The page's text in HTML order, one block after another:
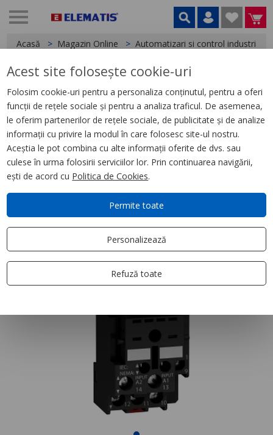
Acasă Magazin Online Automatizari si control industrial
< Relee
Soclu Rxz, Contact Comb., 10A,
250V, Clema surub -pentru
Releu Rxm2, , Rxm4
Acest site folosește cookie-uri
Folosim cookie-uri pentru a personaliza conținutul, pentru a oferi
funcții de rețele sociale și pentru a analiza traficul. De asemenea,
le oferim partenerilor de rețele sociale, de publicitate și de analize
informații cu privire la modul în care folosesc site-ul nostru.
Aceștia le pot combina cu alte informații oferite de dvs. sau
culese în urma folosirii serviciilor lor. Prin continuarea navigării,
ești de acord cu Politica de Cookies.
Permite toate
Personalizează
Refuză toate